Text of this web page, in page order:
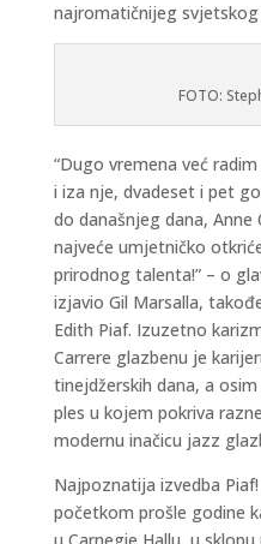
najromatičnijeg
FOTO:
“Dugo vremena već
i iza nje, dvadeset i pet
do današnjeg dana,
najveće umjetničko
prirodnog talenta!” – o
izjavio Gil Marsalla,
Edith Piaf. Izuzetno
Carrere glazbenu je
tinejdžerskih dana, a
ples u kojem pokriva
modernu inačicu jazz
Najpoznatija izvedba
početkom prošle godine